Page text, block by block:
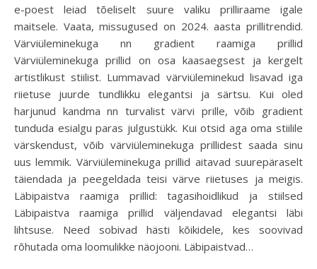
e-poest leiad tõeliselt suure valiku prilliraame igale
maitsele. Vaata, missugused on 2024. aasta prillitrendid.
Värviüleminekuga nn gradient raamiga prillid
Värviüleminekuga prillid on osa kaasaegsest ja kergelt
artistlikust stiilist. Lummavad värviüleminekud lisavad iga
riietuse juurde tundlikku elegantsi ja särtsu. Kui oled
harjunud kandma nn turvalist värvi prille, võib gradient
tunduda esialgu paras julgustükk. Kui otsid aga oma stiilile
värskendust, võib värviüleminekuga prillidest saada sinu
uus lemmik. Värviüleminekuga prillid aitavad suurepäraselt
täiendada ja peegeldada teisi värve riietuses ja meigis.
Läbipaistva raamiga prillid: tagasihoidlikud ja stiilsed
Läbipaistva raamiga prillid väljendavad elegantsi läbi
lihtsuse. Need sobivad hästi kõikidele, kes soovivad
rõhutada oma loomulikke näojooni. Läbipaistvad…